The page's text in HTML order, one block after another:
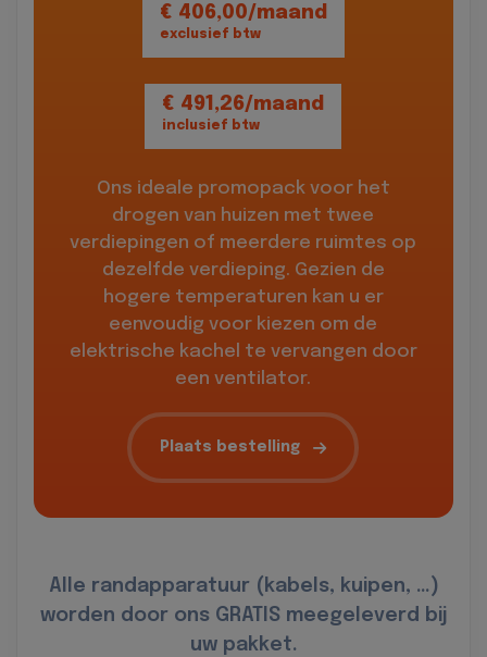
€ 406,00/maand
exclusief btw
€ 491,26/maand
inclusief btw
Ons ideale promopack voor het
drogen van huizen met twee
verdiepingen of meerdere ruimtes op
dezelfde verdieping. Gezien de
hogere temperaturen kan u er
eenvoudig voor kiezen om de
elektrische kachel te vervangen door
een ventilator.
Plaats bestelling
Alle randapparatuur (kabels, kuipen, …)
worden door ons GRATIS meegeleverd bij
uw pakket.